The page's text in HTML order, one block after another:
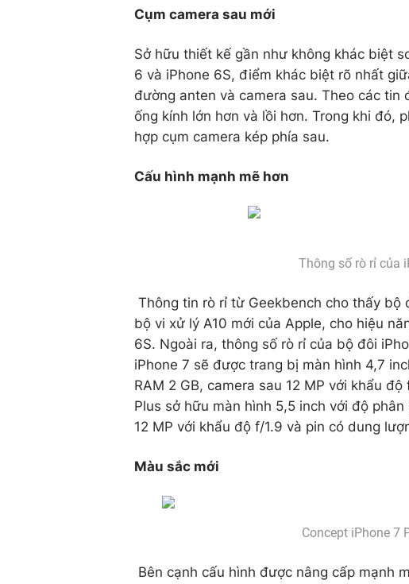
Cụm camera sau mới
Sở hữu thiết kế gần như không khác biệt
6 và iPhone 6S, điểm khác biệt rõ nhất
đường anten và camera sau. Theo các
ống kính lớn hơn và lồi hơn. Trong khi đó,
hợp cụm camera kép phía sau.
Cấu hình mạnh mẽ hơn
Thông số rò rỉ của
Thông tin rò rỉ từ Geekbench cho thấy bộ
bộ vi xử lý A10 mới của Apple, cho hiệu
6S. Ngoài ra, thông số rò rỉ của bộ đôi
iPhone 7 sẽ được trang bị màn hình 4,7
RAM 2 GB, camera sau 12 MP với khẩu
Plus sở hữu màn hình 5,5 inch với độ
12 MP với khẩu độ f/1.9 và pin có dung
Màu sắc mới
Concept iPhone 7
Bên cạnh cấu hình được nâng cấp mạnh